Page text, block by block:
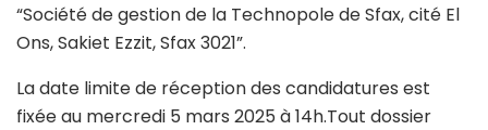
“Société de gestion de la Technopole de Sfax, cité El
Ons, Sakiet Ezzit, Sfax 3021”.
La date limite de réception des candidatures est
fixée au mercredi 5 mars 2025 à 14h.Tout dossier